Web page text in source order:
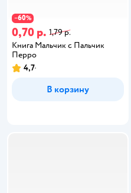
−60%
0,70 р. 1,79 р.
Книга Мальчик с Пальчик
Перро
4,7
В корзину